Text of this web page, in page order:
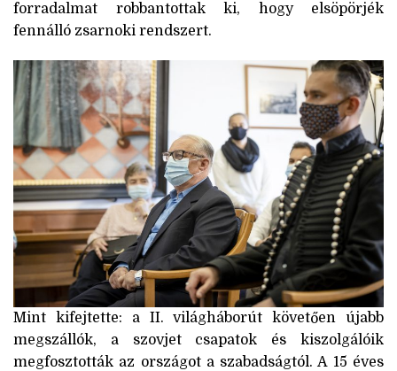
forradalmat robbantottak ki, hogy elsöpörjék
fennálló zsarnoki rendszert.
Mint kifejtette: a II. világháborút követően újabb
megszállók, a szovjet csapatok és kiszolgálóik
megfosztották az országot a szabadságtól. A 15 éves